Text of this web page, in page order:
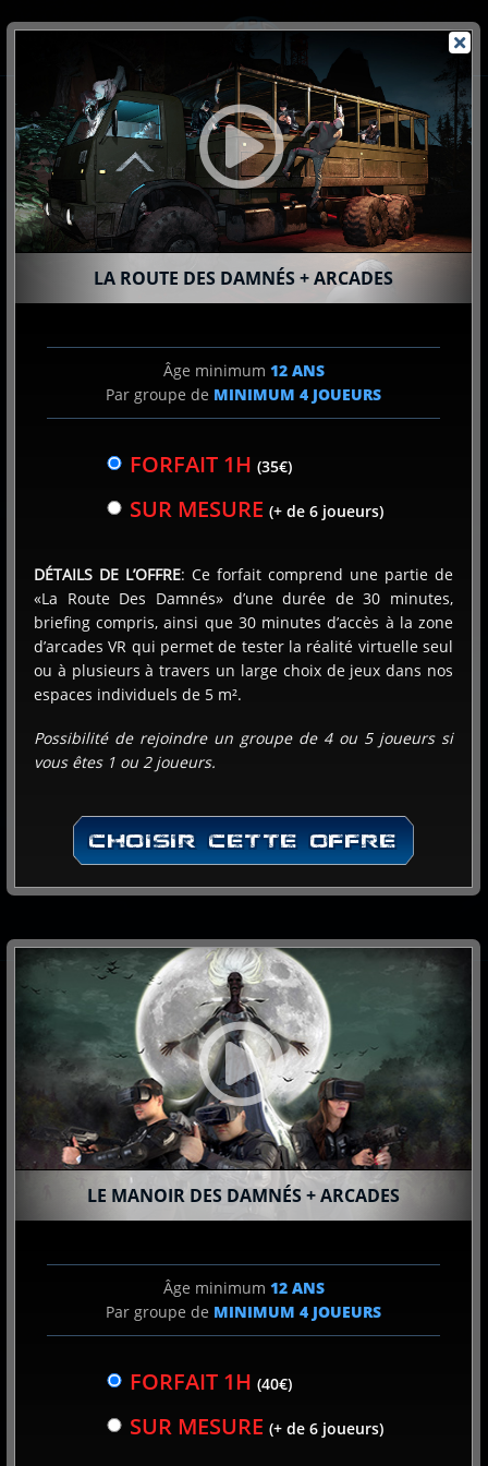
SPY
& NOMBRE DE JOUEUR(S)
Paiement sur place
Paiement en ligne
SUIVANT
LA ROUTE DES DAMNÉS + ARCADES
Âge minimum 12 ANS
Par groupe de MINIMUM4 JOUEURS
FORFAIT 1H(35€)
SUR MESURE(+ de 6 joueurs)
DÉTAILS DE L’OFFRE: Ce forfait comprend une partie de
«La Route Des Damnés» d’une durée de 30 minutes,
briefing compris, ainsi que 30 minutes d’accès à la zone
d’arcades VR qui permet de tester la réalité virtuelle seul
ou à plusieurs à travers un large choix de jeux dans nos
espaces individuels de 5 m².
Possibilité de rejoindre un groupe de 4 ou 5 joueurs si
vous êtes 1 ou 2 joueurs.
CHOISIR CETTE OFFRE
LE MANOIR DES DAMNÉS + ARCADES
Âge minimum 12 ANS
Par groupe de MINIMUM4 JOUEURS
FORFAIT 1H(40€)
SUR MESURE(+ de 6 joueurs)
Conditions d’utilisation
Politique de confidentialité
Conditions Générales de Vente
FAQ
Terragame Holding 2026. All rights reserved
Contact
Franchise